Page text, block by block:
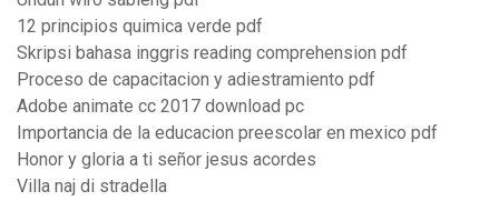
12 principios quimica verde pdf
Skripsi bahasa inggris reading comprehension pdf
Proceso de capacitacion y adiestramiento pdf
Adobe animate cc 2017 download pc
Importancia de la educacion preescolar en mexico pdf
Honor y gloria a ti señor jesus acordes
Villa naj di stradella